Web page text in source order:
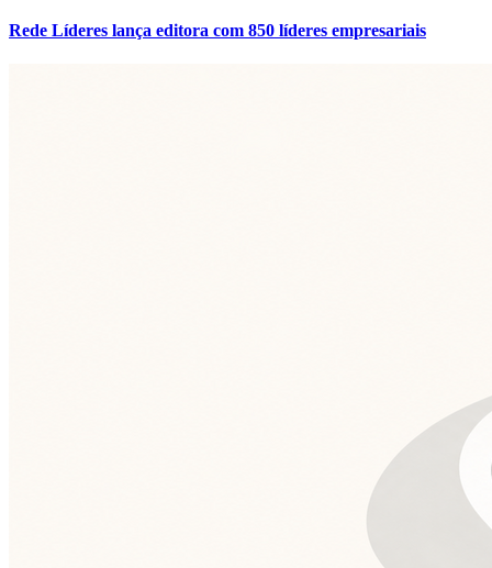
Rede Líderes lança editora com 850 líderes empresariais